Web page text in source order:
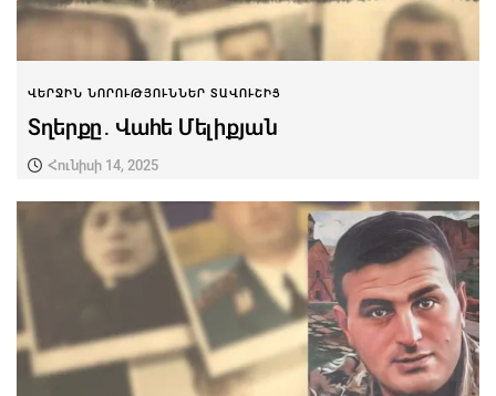
ՎԵՐՋԻՆ ՆՈՐՈՒԹՅՈՒՆՆԵՐ ՏԱՎՈՒՇԻՑ
Տղերքը․ Վահե Մելիքյան
Հունիսի 14, 2025